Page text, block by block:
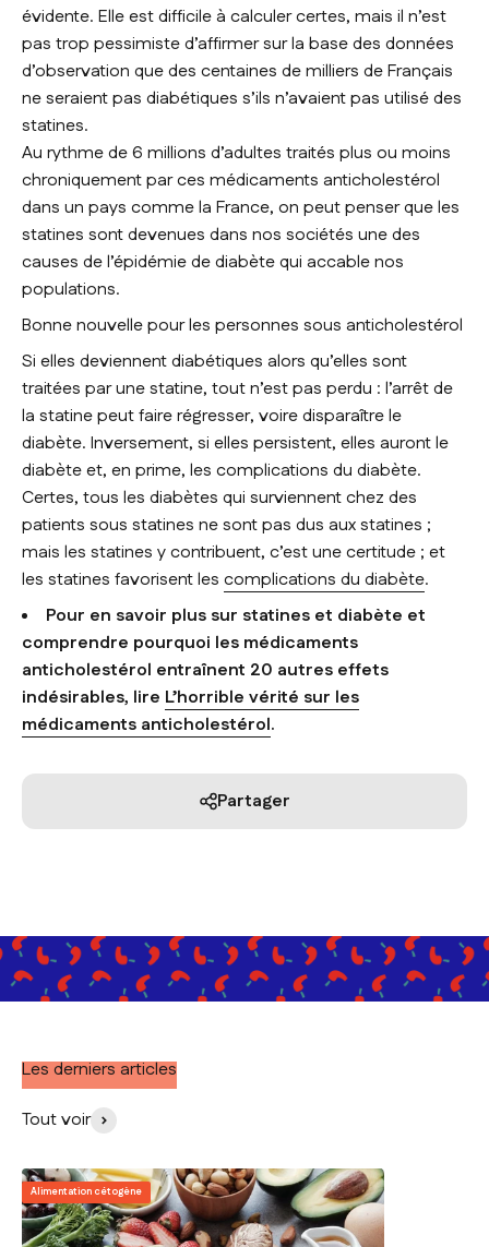
évidente. Elle est difficile à calculer certes, mais il n’est
pas trop pessimiste d’affirmer sur la base des données
d’observation que des centaines de milliers de Français
ne seraient pas diabétiques s’ils n’avaient pas utilisé des
statines.
Au rythme de 6 millions d’adultes traités plus ou moins
chroniquement par ces médicaments anticholestérol
dans un pays comme la France, on peut penser que les
statines sont devenues dans nos sociétés une des
causes de l’épidémie de diabète qui accable nos
populations.
Bonne nouvelle pour les personnes sous anticholestérol
Si elles deviennent diabétiques alors qu’elles sont
traitées par une statine, tout n’est pas perdu : l’arrêt de
la statine peut faire régresser, voire disparaître le
diabète. Inversement, si elles persistent, elles auront le
diabète et, en prime, les complications du diabète.
Certes, tous les diabètes qui surviennent chez des
patients sous statines ne sont pas dus aux statines ;
mais les statines y contribuent, c’est une certitude ; et
les statines favorisent les complications du diabète.
Pour en savoir plus sur statines et diabète et
comprendre pourquoi les médicaments
anticholestérol entraînent 20 autres effets
indésirables, lire L’horrible vérité sur les
médicaments anticholestérol.
Partager
Les derniers articles
Tout voir
Alimentation cétogène